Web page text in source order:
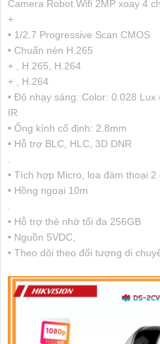
Camera Robot Wifi 2MP xoay 4
+
• 1/2.7 Progressive Scan CMOS
• Chuẩn nén H.265
+ , H.265, H.264
+ , H.264
• Độ nhạy sáng: Color: 0.028 Lux
IR
• Ống kính cố định: 2.8mm
• Hỗ trợ BLC, HLC, 3D DNR
• Tích hợp Micro, loa đàm thoại 2
• Hồng ngoại 10m
• Hỗ trợ thẻ nhớ tối đa 256GB
• Nguồn 5VDC,
• Theo dõi theo đối tượng di